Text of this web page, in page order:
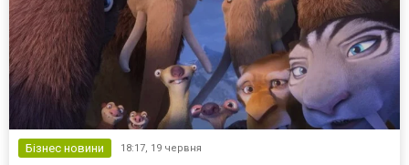
Бізнес новини 18:17, 19 червня